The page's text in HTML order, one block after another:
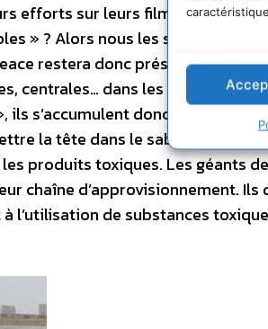
efforts sur leurs films
» ? Alors nous les suivons :
restera donc présente
centrales… dans les couloirs des
ils s’accumulent donc… Ces
la tête dans le sable ou saisir
produits toxiques. Les géants
chaîne d’approvisionnement.
l’utilisation de substances